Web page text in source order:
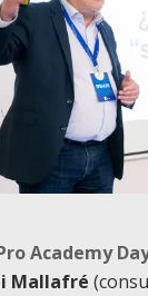
Academy
Mallafré